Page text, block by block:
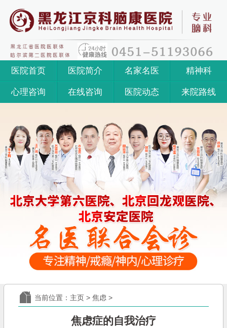
医院首页 医院简介 名家名医 精神科
心理咨询 在线咨询 医院动态 来院路线
当前位置： 主页 >焦虑 >
焦虑症的自我治疗